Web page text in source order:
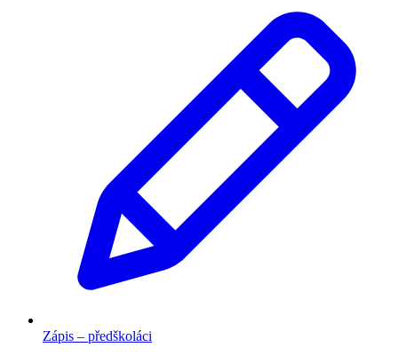
Zápis – předškoláci